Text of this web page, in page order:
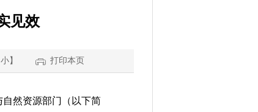
见效
小】 打印本页
然资源部门（以下简